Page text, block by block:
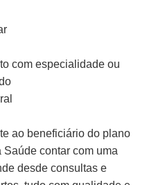
com especialidade ou
ao beneficiário do plano
contar com uma
desde consultas e